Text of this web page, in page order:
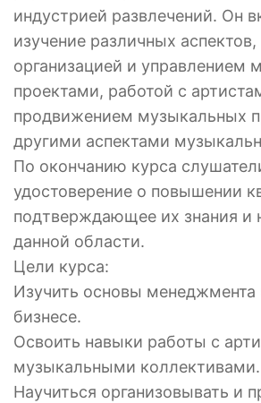
индустрией развлечений. Он
изучение различных
организацией и управлением
проектами, работой с
продвижением музыкальных
другими аспектами
По окончанию курса
удостоверение о повышении
подтверждающее их знания и
данной области.
Цели курса:
Изучить основы
бизнесе.
Освоить навыки работы с
музыкальными коллективами.
Научиться организовывать и